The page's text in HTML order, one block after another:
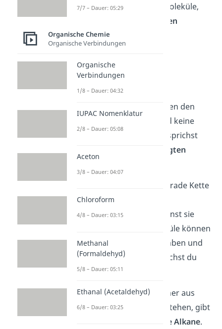
Alkane sind organische Moleküle,
zwei Elementen
bestehen, nämlich aus:
undWasserstoff
Dabei kommen nur
Einfachbindungen zwischen den
beiden Elementen vor und keine
Mehrfachbindungen. Du sprichst
gesättigten
Es gibt Alkane, die eine gerade Kette
an Molekülen bilden, also
unverzweigtsind. Du nennst sie
. Die Moleküle können
aber auch Seitenketten haben und
verzweigtsein. Dann sprichst du
voni-Alkanen
Obwohl die Moleküle immer aus
denselben Elementen bestehen, gibt
verschiedene Alkane.
7/7 – Dauer: 05:29
Organische Chemie
Organische Verbindungen
Organische
Verbindungen
1/8 – Dauer: 04:32
IUPAC Nomenklatur
2/8 – Dauer: 05:08
Aceton
3/8 – Dauer: 04:07
Chloroform
4/8 – Dauer: 03:15
Methanal
(Formaldehyd)
5/8 – Dauer: 05:11
Ethanal (Acetaldehyd)
6/8 – Dauer: 03:25